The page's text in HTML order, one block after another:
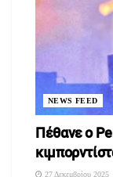
NEWS FEED
Πέθανε ο
27 Δεκεμβρίου 2025